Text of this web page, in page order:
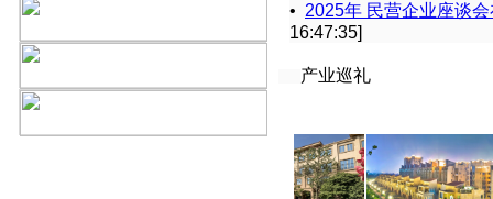
• 2025年 民营企业座谈
16:47:35]
产业巡礼